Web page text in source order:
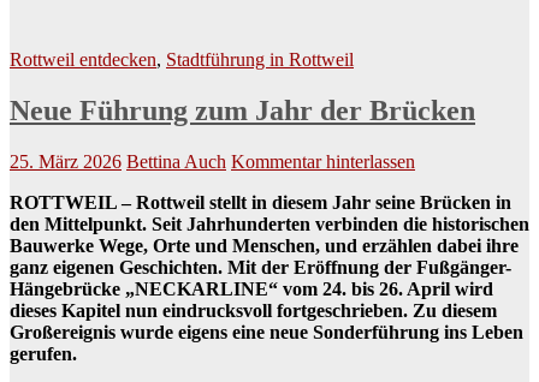
Rottweil entdecken, Stadtführung in Rottweil
Neue Führung zum Jahr der Brücken
25. März 2026 Bettina Auch Kommentar hinterlassen
ROTTWEIL – Rottweil stellt in diesem Jahr seine Brücken in
den Mittelpunkt. Seit Jahrhunderten verbinden die historischen
Bauwerke Wege, Orte und Menschen, und erzählen dabei ihre
ganz eigenen Geschichten. Mit der Eröffnung der Fußgänger-
Hängebrücke „NECKARLINE“ vom 24. bis 26. April wird
dieses Kapitel nun eindrucksvoll fortgeschrieben. Zu diesem
Großereignis wurde eigens eine neue Sonderführung ins Leben
gerufen.